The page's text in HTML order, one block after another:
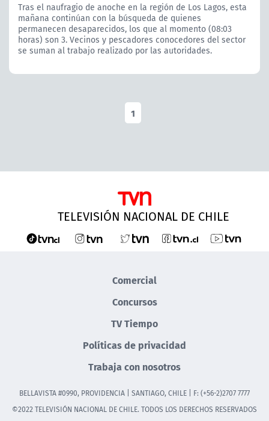
Tras el naufragio de anoche en la región de Los Lagos, esta
mañana continúan con la búsqueda de quienes
permanecen desaparecidos, los que al momento (08:03
horas) son 3. Vecinos y pescadores conocedores del sector
se suman al trabajo realizado por las autoridades.
1
TELEVISIÓN NACIONAL DE CHILE
Comercial
Concursos
TV Tiempo
Políticas de privacidad
Trabaja con nosotros
BELLAVISTA #0990, PROVIDENCIA | SANTIAGO, CHILE | F: (+56-2)2707 7777
©2022 TELEVISIÓN NACIONAL DE CHILE. TODOS LOS DERECHOS RESERVADOS